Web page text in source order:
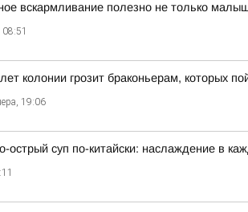
вскармливание полезно не только
08:51
колонии грозит браконьерам, которых
19:06
острый суп по-китайски: наслаждение в